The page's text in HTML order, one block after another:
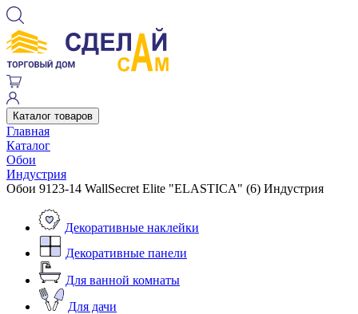
Каталог товаров
Главная
Каталог
Обои
Индустрия
Обои 9123-14 WallSecret Elite "ELASTICA" (6) Индустрия
Декоративные наклейки
Декоративные панели
Для ванной комнаты
Для дачи